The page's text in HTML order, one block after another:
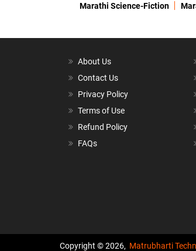
Marathi Science-Fiction
About Us
Contact Us
Privacy Policy
Terms of Use
Refund Policy
FAQs
Copyright © 2026, Matrubharti